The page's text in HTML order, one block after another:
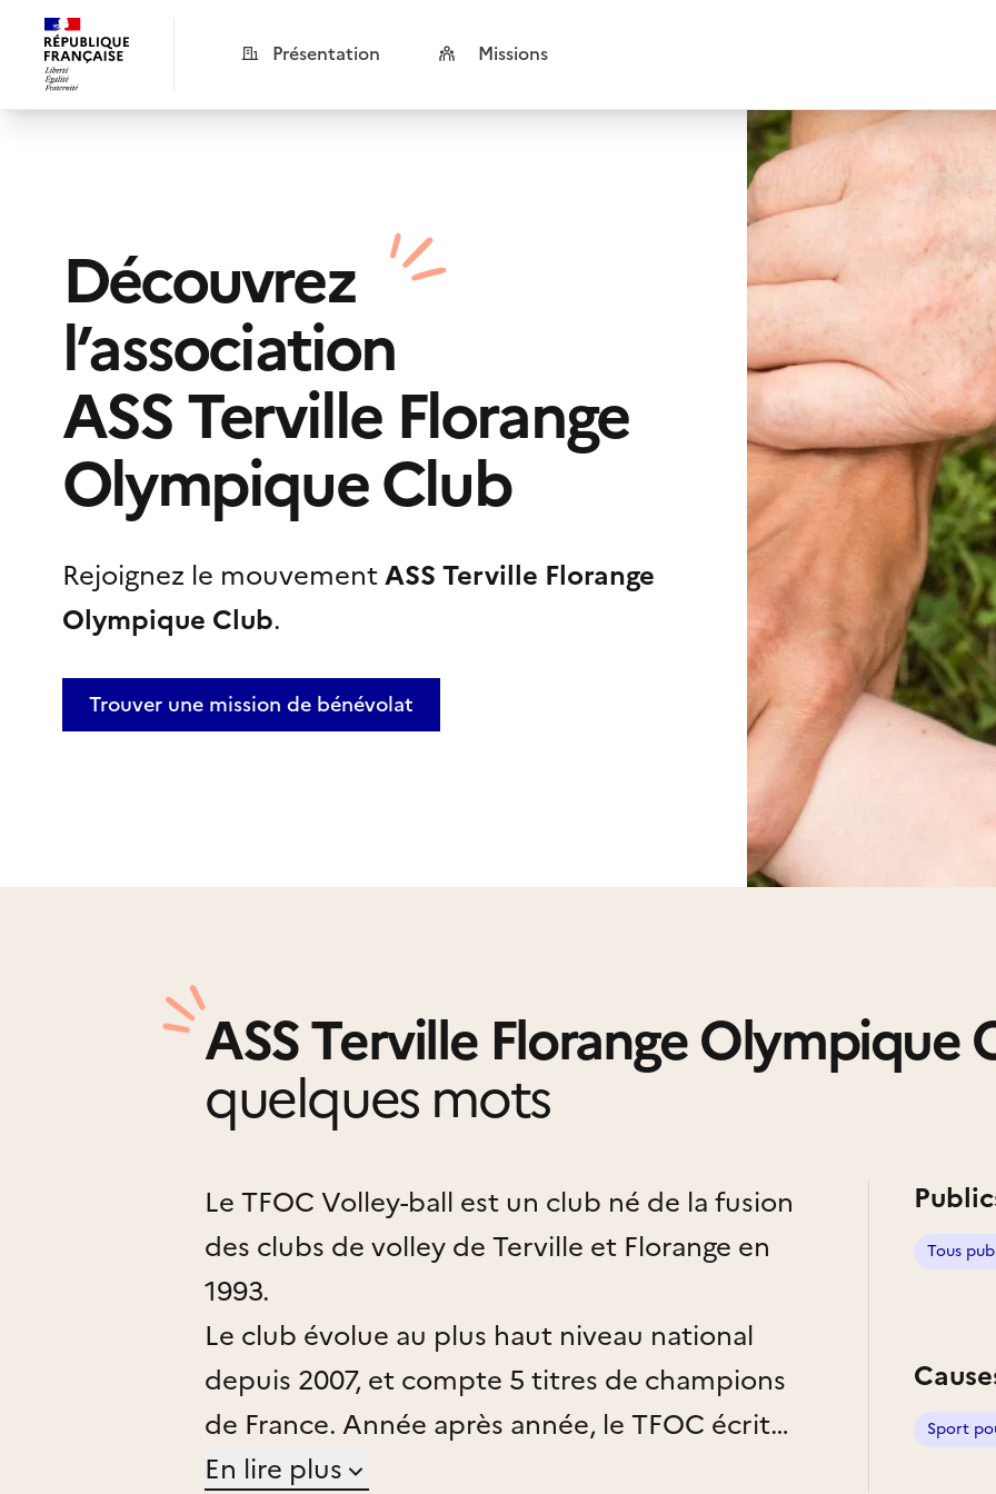
Présentation Missions
Découvrez
l’association
ASS Terville Florange
Olympique Club
Rejoignez le mouvementASS Terville Florange
Olympique Club.
Trouver une mission de bénévolat
ASS Terville Florange Olympique
quelques mots
Le TFOC Volley-ball est un club né de la fusion
des clubs de volley de Terville et Florange en
1993.
Le club évolue au plus haut niveau national
depuis 2007, et compte 5 titres de champions
de France. Année après année, le TFOC écrit
son histoire ! C’est en 1993 qu’une fusion entre
En lire plus
Tous
Sport